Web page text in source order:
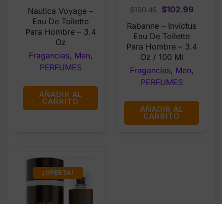
price
was:
$25.99.$19.99.
Nautica Voyage –
Eau De Toilette
Para Hombre – 3.4
Oz
Fragancias, Men,
PERFUMES
AÑADIR AL
CARRITO
$150.45
Original
price
was:
$150.45.
$102.99
Rabanne – Invictus
Eau De Toilette
Para Hombre – 3.4
Oz / 100 Ml
Fragancias, Men,
PERFUMES
AÑADIR AL
CARRITO
¡OFERTA!